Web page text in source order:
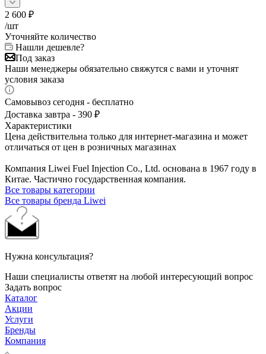
2 600 ₽
/шт
Уточняйте количество
Нашли дешевле?
Под заказ
Наши менеджеры обязательно свяжутся с вами и уточнят
условия заказа
Самовывоз сегодня - бесплатно
Доставка завтра - 390 ₽
Характеристики
Цена действительна только для интернет-магазина и может
отличаться от цен в розничных магазинах
Компания Liwei Fuel Injection Co., Ltd. основана в 1967 году в
Китае. Частично государственная компания.
Все товары категории
Все товары бренда Liwei
Нужна консультация?
Наши специалисты ответят на любой интересующий вопрос
Задать вопрос
Каталог
Акции
Услуги
Бренды
Компания